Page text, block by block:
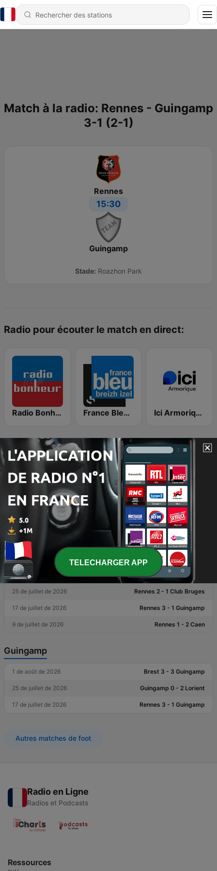
Match à la radio: Rennes - Guingamp
3-1 (2-1)
Rennes
15:30
Guingamp
Stade: Roazhon Park
Radio pour écouter le match en direct:
Radio Bonheur France Bleu Breizh Izel Ici Armorique
Matchs précédents
Rennes 3 - 1 Guingamp
31 de juillet de 2024 Rennes 0 - 3 Guingamp
7 de janvier de 2024 Guingamp 0 - 2 Rennes
Résultats récents
Rennes
2 de août de 2026 Galatasaray 3 - 3 Rennes
25 de juillet de 2026 Rennes 2 - 1 Club Bruges
17 de juillet de 2026 Rennes 3 - 1 Guingamp
9 de juillet de 2026 Rennes 1 - 2 Caen
Guingamp
1 de août de 2026 Brest 3 - 3 Guingamp
25 de juillet de 2026 Guingamp 0 - 2 Lorient
17 de juillet de 2026 Rennes 3 - 1 Guingamp
Autres matches de foot
Radio en Ligne
Radios et Podcasts
Ressources
TELECHARGER APP